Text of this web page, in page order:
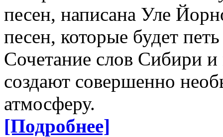
песен, написана Уле
песен, которые будет
Сочетание слов Сибири и
создают совершенно
атмосферу.
[Подробнее]